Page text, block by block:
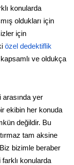
konularda
oldukları için
için
özel dedektiflik
ve oldukça
arasında yer
ekibin her konuda
değildir. Bu
tam aksine
bizimle beraber
farklı konularda